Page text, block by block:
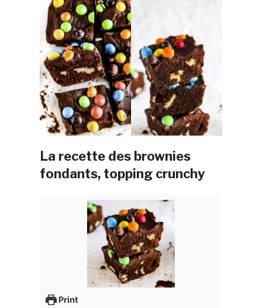
La recette des brownies
fondants, topping crunchy
Print